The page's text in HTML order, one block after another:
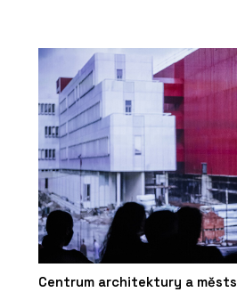
Centrum architektury a